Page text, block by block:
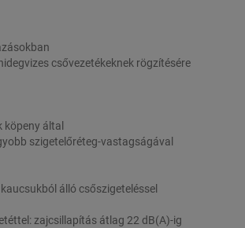
csővezetékeknek rögzítésére
köpeny által
szigetelőréteg-vastagságával
álló csőszigeteléssel
zajcsillapítás átlag 22 dB(A)-ig